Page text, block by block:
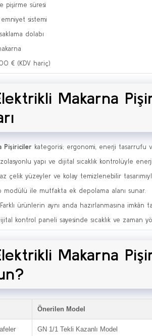
pişirme süresi
sistemi
dolabı
€ (KDV hariç)
Makarna
Pişiriciler kategorisi; ergonomi, enerji tasarrufu
yapı ve dijital sıcaklık kontrolüyle
çelik yüzeyler ve kolay temizlenebilir
modülü ile mutfakta ek depolama alanı sunar.
Farklı ürünlerin aynı anda hazırlanmasına imkân
kontrol paneli sayesinde sıcaklık ve zaman
Makarna
Önerilen Model
GN 1/1 Tekli Kazanlı Model